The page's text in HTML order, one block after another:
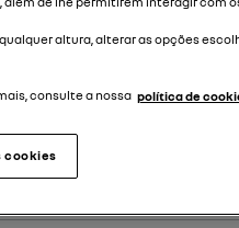
matrícula do seu
altura, alterar as opções
consulte a nossa política de
cookies